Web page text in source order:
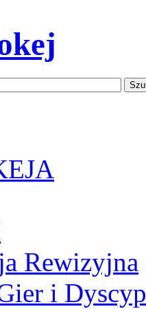
Rewizyjna
i